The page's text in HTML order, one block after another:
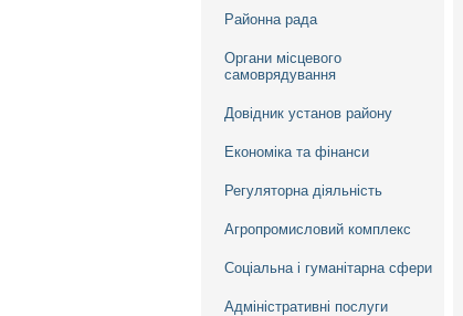
Районна рада
Органи місцевого
самоврядування
Довідник установ району
Економіка та фінанси
Регуляторна діяльність
Агропромисловий комплекс
Соціальна і гуманітарна сфери
Адміністративні послуги